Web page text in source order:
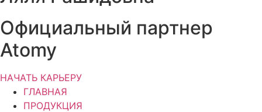
Официальный партнер
Atomy
НАЧАТЬ КАРЬЕРУ
ГЛАВНАЯ
ПРОДУКЦИЯ